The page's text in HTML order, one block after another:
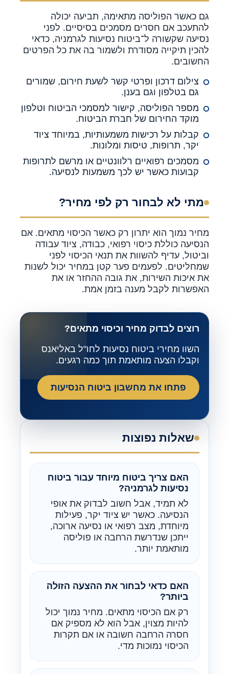
גם כאשר הפוליסה מתאימה, תביעה יכולה
להתעכב אם חסרים מסמכים בסיסיים. לפני
נסיעה שקשורה ל־ביטוח נסיעות לגרמניה, כדאי
להכין תיקייה מסודרת ולשמור בה את כל הפרטים
החשובים.
צילום דרכון ופרטי קשר לשעת חירום, שמורים
גם בטלפון וגם בענן.
מספר הפוליסה, קישור למסמכי הביטוח וטלפון
מוקד החירום של חברת הביטוח.
קבלות על רכישות משמעותיות, במיוחד ציוד
יקר, תרופות, טיסות ומלונות.
מסמכים רפואיים רלוונטיים או מרשם לתרופות
קבועות כאשר יש לכך משמעות לנסיעה.
מתי לא לבחור רק לפי מחיר?
מחיר נמוך הוא יתרון רק כאשר הכיסוי מתאים. אם
הנסיעה כוללת כיסוי רפואי, כבודה, ציוד עבודה
וביטול, עדיף להשוות את תנאי הכיסוי לפני
שמחליטים. לפעמים פער קטן במחיר יכול לשנות
את איכות השירות, את גובה ההחזר או את
האפשרות לקבל מענה בזמן אמת.
רוצים לבדוק מחיר וכיסוי מתאים?
השוו מחירי ביטוח נסיעות לחו"ל באליאנס
וקבלו הצעה מותאמת תוך כמה רגעים.
פתחו את מחשבון ביטוח הנסיעות
שאלות נפוצות
האם צריך ביטוח מיוחד עבור ביטוח
נסיעות לגרמניה?
לא תמיד, אבל חשוב לבדוק את אופי
הנסיעה. כאשר יש ציוד יקר, פעילות
מיוחדת, מצב רפואי או נסיעה ארוכה,
ייתכן שנדרשת הרחבה או פוליסה
מותאמת יותר.
האם כדאי לבחור את ההצעה הזולה
ביותר?
רק אם הכיסוי מתאים. מחיר נמוך יכול
להיות מצוין, אבל הוא לא מספיק אם
חסרה הרחבה חשובה או אם תקרות
הכיסוי נמוכות מדי.